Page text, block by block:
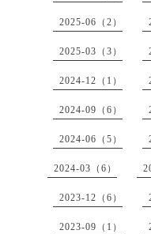
2025-06（2）
2025-03（3）
2024-12（1）
2024-09（6）
2024-06（5）
2024-03（6）
2023-12（6）
2023-09（1）